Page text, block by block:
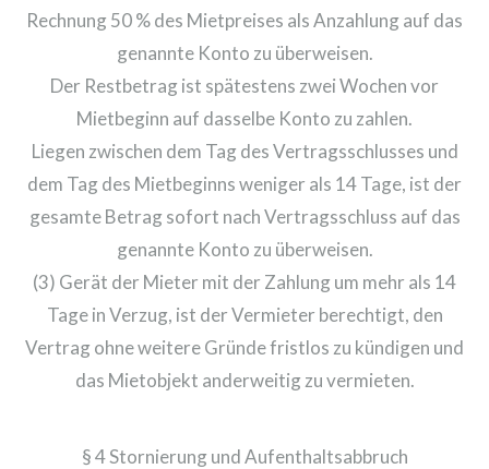
Rechnung 50 % des Mietpreises als Anzahlung auf das
genannte Konto zu überweisen.
Der Restbetrag ist spätestens zwei Wochen vor
Mietbeginn auf dasselbe Konto zu zahlen.
Liegen zwischen dem Tag des Vertragsschlusses und
dem Tag des Mietbeginns weniger als 14 Tage, ist der
gesamte Betrag sofort nach Vertragsschluss auf das
genannte Konto zu überweisen.
(3) Gerät der Mieter mit der Zahlung um mehr als 14
Tage in Verzug, ist der Vermieter berechtigt, den
Vertrag ohne weitere Gründe fristlos zu kündigen und
das Mietobjekt anderweitig zu vermieten.
§ 4 Stornierung und Aufenthaltsabbruch